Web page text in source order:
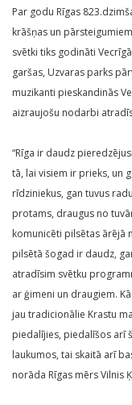
Par godu Rīgas
krāšņas un
svētki tiks godināti
garšas, Uzvaras parks
muzikanti pieskandinās
aizraujošu nodarbi
“Rīga ir daudz
tā, lai visiem ir prieks, un
rīdziniekus, gan tuvus
protams, draugus no
komunicēti pilsētas ārējā
pilsētā šogad ir daudz,
atradīsim svētku
ar ģimeni un draugiem.
jau tradicionālie Krastu
piedalījies, piedalīšos arī
laukumos, tai skaitā arī
norāda Rīgas mērs Vilnis